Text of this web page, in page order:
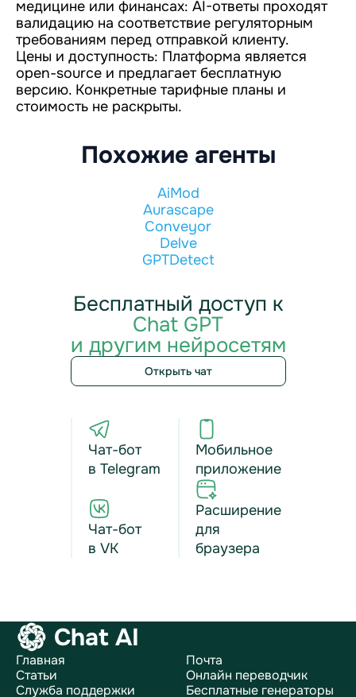
медицине или финансах: AI-ответы проходят
валидацию на соответствие регуляторным
требованиям перед отправкой клиенту.
Цены и доступность: Платформа является
open-source и предлагает бесплатную
версию. Конкретные тарифные планы и
стоимость не раскрыты.
Похожие агенты
AiMod
Aurascape
Conveyor
Delve
GPTDetect
Бесплатный доступ к
Chat GPT
и другим нейросетям
Открыть чат
Чат-бот
в Telegram
Чат-бот
в VK
Мобильное
приложение
Расширение
для
браузера
Chat AI
Главная
Статьи
Служба поддержки
Почта
Онлайн переводчик
Бесплатные генераторы